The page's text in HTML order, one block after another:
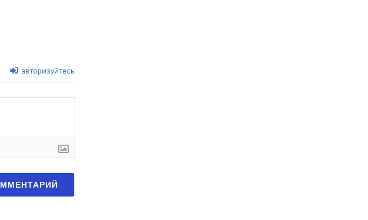
авторизуйтесь